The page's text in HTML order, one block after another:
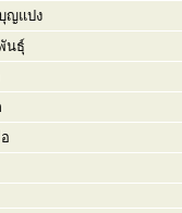
ญแปง
นธุ์